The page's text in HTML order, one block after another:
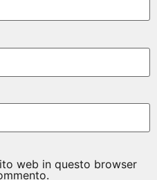
web in questo browser